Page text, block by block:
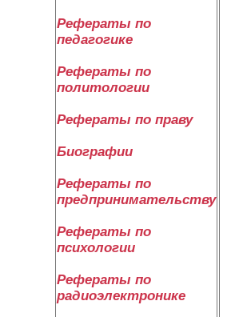
Рефераты по
педагогике
Рефераты по
политологии
Рефераты по праву
Биографии
Рефераты по
предпринимательству
Рефераты по
психологии
Рефераты по
радиоэлектронике